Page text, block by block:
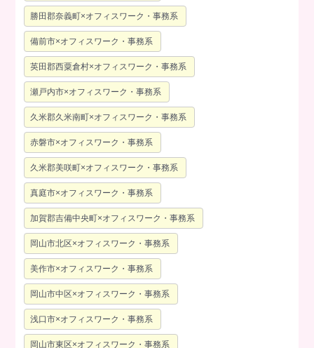
勝田郡奈義町×オフィスワーク・事務系
備前市×オフィスワーク・事務系
英田郡西粟倉村×オフィスワーク・事務系
瀬戸内市×オフィスワーク・事務系
久米郡久米南町×オフィスワーク・事務系
赤磐市×オフィスワーク・事務系
久米郡美咲町×オフィスワーク・事務系
真庭市×オフィスワーク・事務系
加賀郡吉備中央町×オフィスワーク・事務系
岡山市北区×オフィスワーク・事務系
美作市×オフィスワーク・事務系
岡山市中区×オフィスワーク・事務系
浅口市×オフィスワーク・事務系
岡山市東区×オフィスワーク・事務系